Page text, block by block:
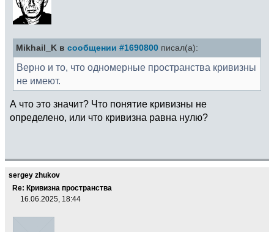
Mikhail_K в сообщении #1690800 писал(а):
Верно и то, что одномерные пространства кривизны
не имеют.
А что это значит? Что понятие кривизны не
определено, или что кривизна равна нулю?
sergey zhukov
Re: Кривизна пространства
16.06.2025, 18:44